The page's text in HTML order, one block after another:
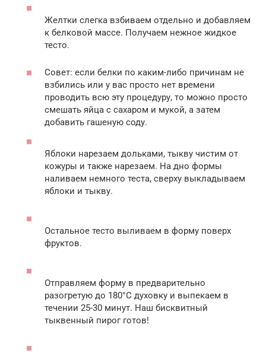
Желтки слегка взбиваем отдельно и добавляем
к белковой массе. Получаем нежное жидкое
тесто.
Совет: если белки по каким-либо причинам не
взбились или у вас просто нет времени
проводить всю эту процедуру, то можно просто
смешать яйца с сахаром и мукой, а затем
добавить гашеную соду.
Яблоки нарезаем дольками, тыкву чистим от
кожуры и также нарезаем. На дно формы
наливаем немного теста, сверху выкладываем
яблоки и тыкву.
Остальное тесто выливаем в форму поверх
фруктов.
Отправляем форму в предварительно
разогретую до 180°С духовку и выпекаем в
течении 25-30 минут. Наш бисквитный
тыквенный пирог готов!